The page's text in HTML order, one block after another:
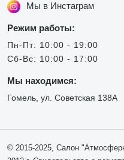
Мы в Инстаграм
Режим работы:
Пн-Пт: 10:00 - 19:00
Сб-Вс: 10:00 - 17:00
Мы находимся:
Гомель, ул. Советская 138А
© 2015-2025, Салон